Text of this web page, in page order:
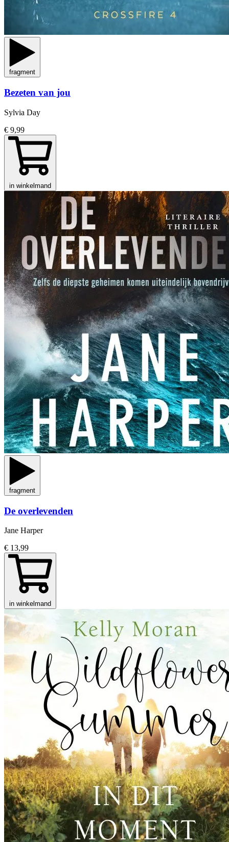
fragment
Bezeten van jou
Sylvia Day
€ 9,99
in winkelmand
fragment
De overlevenden
Jane Harper
€ 13,99
in winkelmand